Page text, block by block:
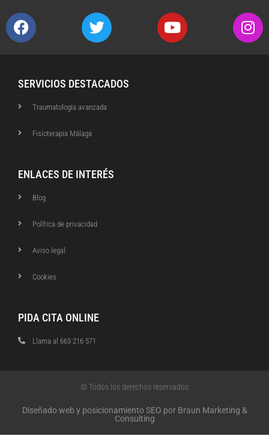
SERVICIOS DESTACADOS
Traumatología avanzada
Fisioterapia Málaga
ENLACES DE INTERÉS
Blog
Política de privacidad
Aviso legal
Cookies
PIDA CITA ONLINE
Llama al 663 216 571
© Todos los derechos reservados
Diseñado web y posicionamiento SEO por Braun Marketing &
Consulting